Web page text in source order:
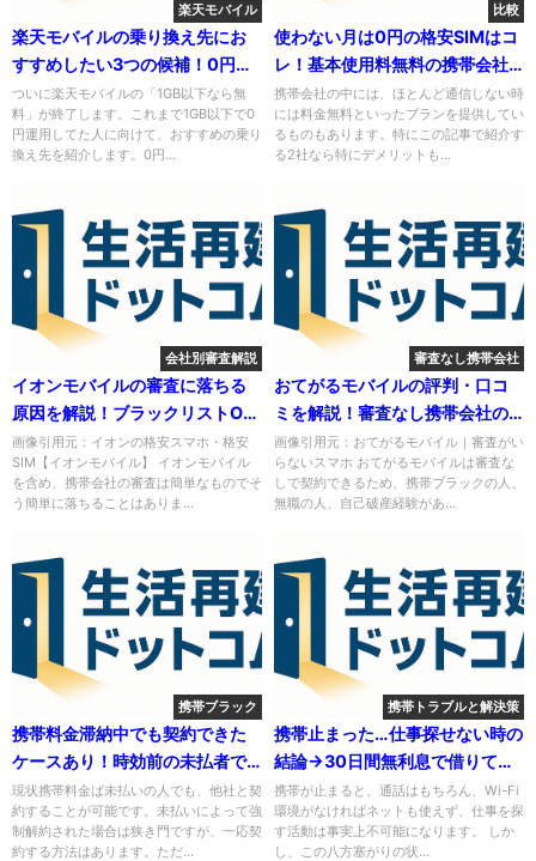
楽天モバイル
楽天モバイルの乗り換え先にお
すすめしたい3つの候補！0円運
用も継続可
ついに楽天モバイルの「1GB以下なら無
料」が終了します。これまで1GB以下で0
円運用してた人に向けて、おすすめの乗り
換え先を紹介します。0円...
比較
使わない月は0円の格安SIMはコ
レ！基本使用料無料の携帯会社
紹介
携帯会社の中には、ほとんど通信しない時
には料金無料といったプランを提供してい
るものもあります。特にこの記事で紹介す
る2社なら特にデメリットも...
会社別審査解説
イオンモバイルの審査に落ちる
原因を解説！ブラックリストOK
だがクレカなしはNG
画像引用元：イオンの格安スマホ・格安
SIM【イオンモバイル】 イオンモバイル
を含め、携帯会社の審査は簡単なものでそ
う簡単に落ちることはありま...
審査なし携帯会社
おてがるモバイルの評判・口コ
ミを解説！審査なし携帯会社の
メリットデメリット
画像引用元：おてがるモバイル｜審査がい
らないスマホ おてがるモバイルは審査な
しで契約できるため、携帯ブラックの人、
無職の人、自己破産経験があ...
携帯ブラック
携帯料金滞納中でも契約できた
ケースあり！時効前の未払者で
も新規契約する方法
現状携帯料金ば未払いの人でも、他社と契
約することが可能です。未払いによって強
制解約された場合は狭き門ですが、一応契
約する方法はあります。ただ...
携帯トラブルと解決策
携帯止まった…仕事探せない時の
結論→30日間無利息で借りて即
払う
携帯が止まると、通話はもちろん、Wi-Fi
環境がなければネットも使えず、仕事を探
す活動は事実上不可能になります。 しか
し、この八方塞がりの状...